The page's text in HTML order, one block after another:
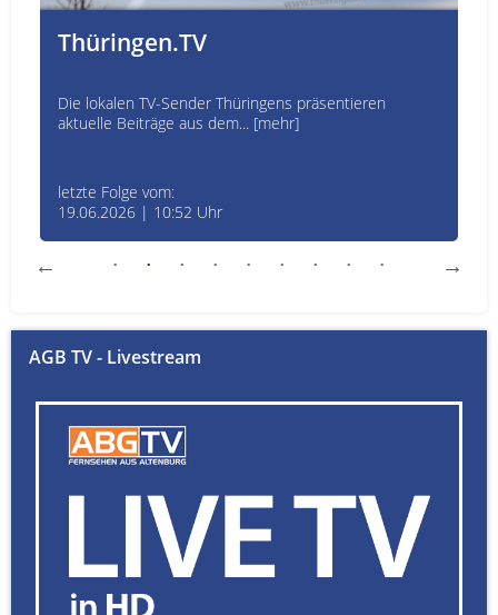
Thüringen.TV
Die lokalen TV-Sender Thüringens präsentieren
aktuelle Beiträge aus dem... [mehr]
letzte Folge vom:
19.06.2026 | 10:52 Uhr
AGB TV - Livestream